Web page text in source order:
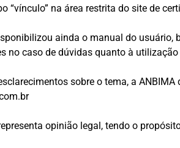
“vínculo” na área restrita do site de
ainda o manual do usuário,
no caso de dúvidas quanto à utilização
sobre o tema, a
opinião legal, tendo o